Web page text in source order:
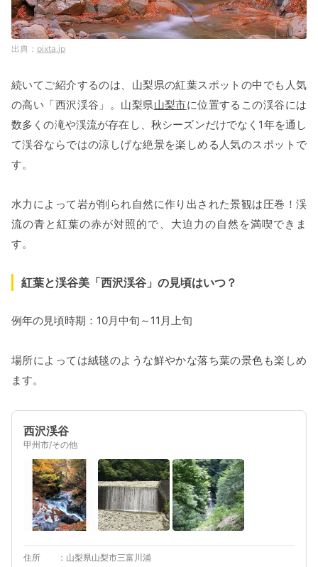
pixta.jp
続いてご紹介するのは、山梨県の紅葉スポットの中でも人気
の高い「西沢渓谷」。山梨県山梨市に位置するこの渓谷には
数多くの滝や渓流が存在し、秋シーズンだけでなく1年を通し
て渓谷ならではの涼しげな絶景を楽しめる人気のスポットで
す。
水力によって岩が削られ自然に作り出された景観は圧巻！渓
流の青と紅葉の赤が対照的で、大迫力の自然を満喫できま
す。
紅葉と渓谷美「西沢渓谷」の見頃はいつ？
例年の見頃時期：10月中旬～11月上旬
場所によっては絨毯のような鮮やかな落ち葉の景色も楽しめ
ます。
西沢渓谷
甲州市/その他
住所
山梨県山梨市三富川浦